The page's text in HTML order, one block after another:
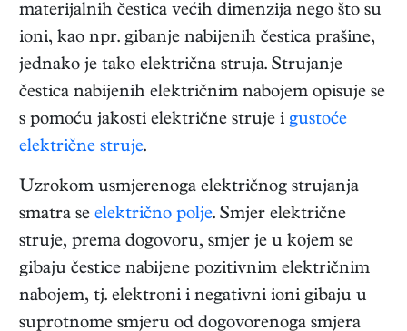
materijalnih čestica većih dimenzija nego što su
ioni, kao npr. gibanje nabijenih čestica prašine,
jednako je tako električna struja. Strujanje
čestica nabijenih električnim nabojem opisuje se
s pomoću jakosti električne struje i gustoće
električne struje.
Uzrokom usmjerenoga električnog strujanja
smatra se električno polje. Smjer električne
struje, prema dogovoru, smjer je u kojem se
gibaju čestice nabijene pozitivnim električnim
nabojem, tj. elektroni i negativni ioni gibaju u
suprotnome smjeru od dogovorenoga smjera